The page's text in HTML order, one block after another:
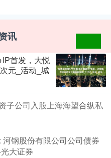
讯
首发，大悦
元_活动_城
子公司入股上海海望合纵私
钢股份有限公司公司债券
大证券